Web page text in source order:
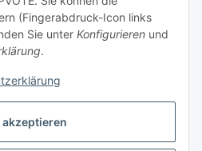
akzeptieren
(Fingerabdruck-Icon links
Sie unter Konfigurieren und
.